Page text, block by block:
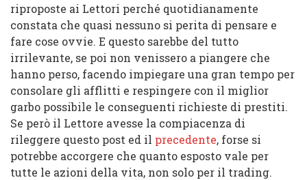
riproposte ai Lettori perché quotidianamente
constata che quasi nessuno si perita di pensare e
fare cose ovvie. E questo sarebbe del tutto
irrilevante, se poi non venissero a piangere che
hanno perso, facendo impiegare una gran tempo per
consolare gli afflitti e respingere con il miglior
garbo possibile le conseguenti richieste di prestiti.
Se però il Lettore avesse la compiacenza di
rileggere questo post ed il precedente, forse si
potrebbe accorgere che quanto esposto vale per
tutte le azioni della vita, non solo per il trading.